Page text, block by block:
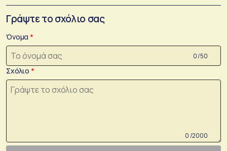
Γράψτε το σχόλιο σας
Όνομα
0 /50
Σχόλιο
0 /2000